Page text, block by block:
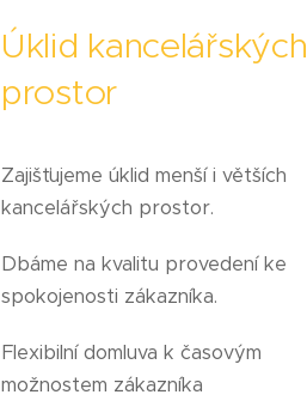
Úklid kancelářských
prostor
Zajišťujeme úklid menší i větších
kancelářských prostor.
Dbáme na kvalitu provedení ke
spokojenosti zákazníka.
Flexibilní domluva k časovým
možnostem zákazníka